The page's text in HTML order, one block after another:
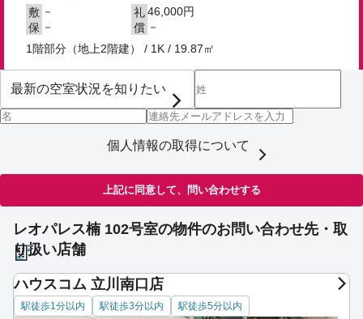
敷 － 礼46,000円
保 － 償 －
1階部分（地上2階建） / 1K / 19.87㎡
個人情報の取得について
上記に同意して、問い合わせする
レオパレス楠 102号室の物件のお問い合わせ先・取
り扱い店舗
ハウスコム 立川南口店
駅徒歩1分以内 駅徒歩3分以内 駅徒歩5分以内